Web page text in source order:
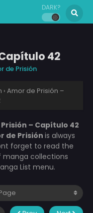
DARK?
42
de Prisión
› Amor de Prisión –
– Capítulo 42
de Prisión is always
forget to read the
manga collections
List menu.